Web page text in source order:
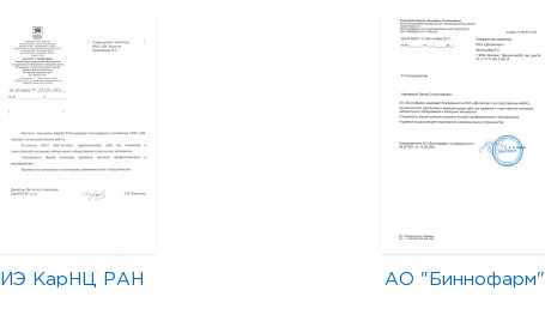
ИЭ КарНЦ РАН АО "Биннофарм"